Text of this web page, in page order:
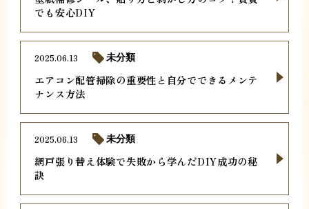
でも安心DIY
エアコン配管掃除の重要性と自分でできるメンテ
ナンス方法
2025.06.13 未分類
網戸張り替え体験で失敗から学んだDIY成功の秘
訣
2025.06.13 未分類